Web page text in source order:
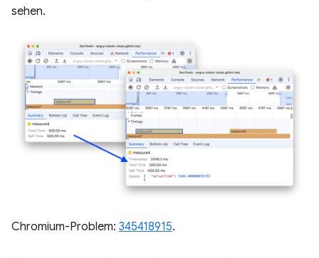
sehen.
Chromium-Problem: 345418915.